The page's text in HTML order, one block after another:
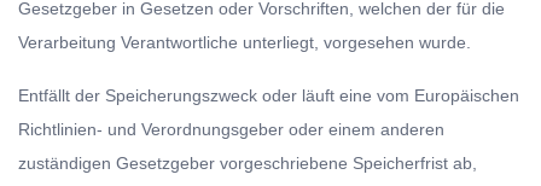
Gesetzgeber in Gesetzen oder Vorschriften, welchen der für die
Verarbeitung Verantwortliche unterliegt, vorgesehen wurde.
Entfällt der Speicherungszweck oder läuft eine vom Europäischen
Richtlinien- und Verordnungsgeber oder einem anderen
zuständigen Gesetzgeber vorgeschriebene Speicherfrist ab,